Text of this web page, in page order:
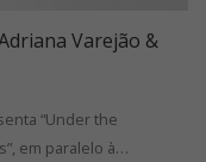
Varejão &
“Under the
em paralelo à…